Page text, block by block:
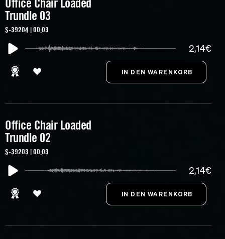
Office Chair Loaded
Trundle 03
S-39204 | 00:03
2,14€
Office Chair Loaded
Trundle 02
S-39203 | 00:03
2,14€